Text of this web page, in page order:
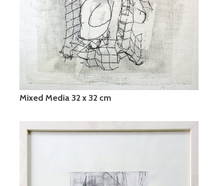
Mixed Media 32 x 32 cm